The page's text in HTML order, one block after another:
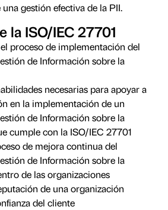
gestión efectiva de la PII.
la ISO/IEC 27701
proceso de implementación del
de Información sobre la
necesarias para apoyar a
en la implementación de un
de Información sobre la
cumple con la ISO/IEC 27701
de mejora continua del
de Información sobre la
de las organizaciones
de una organización
del cliente